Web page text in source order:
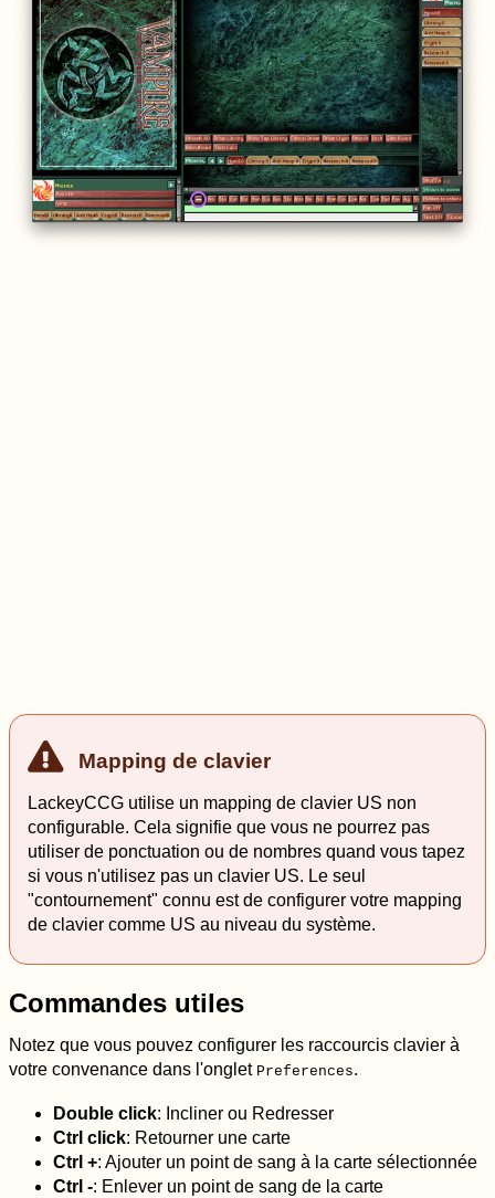
Mapping de clavier
LackeyCCG utilise un mapping de clavier US non
configurable. Cela signifie que vous ne pourrez pas
utiliser de ponctuation ou de nombres quand vous tapez
si vous n'utilisez pas un clavier US. Le seul
"contournement" connu est de configurer votre mapping
de clavier comme US au niveau du système.
Commandes utiles
Notez que vous pouvez configurer les raccourcis clavier à
votre convenance dans l'onglet Preferences.
Double click: Incliner ou Redresser
Ctrl click: Retourner une carte
Ctrl +: Ajouter un point de sang à la carte sélectionnée
Ctrl -: Enlever un point de sang de la carte